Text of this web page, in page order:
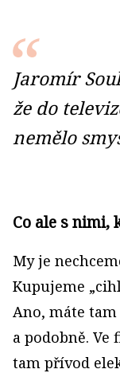
Jaromír
že do
nemělo
Co ale s nimi,
My je
Kupujeme
Ano, máte
a podobně.
tam přívod